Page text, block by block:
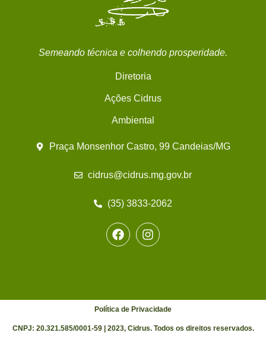
Semeando técnica e colhendo prosperidade.
Diretoria
Ações Cidrus
Ambiental
Praça Monsenhor Castro, 99 Candeias/MG
cidrus@cidrus.mg.gov.br
(35) 3833-2062
Política de Privacidade
CNPJ: 20.321.585/0001-59 | 2023, Cidrus. Todos os direitos reservados.